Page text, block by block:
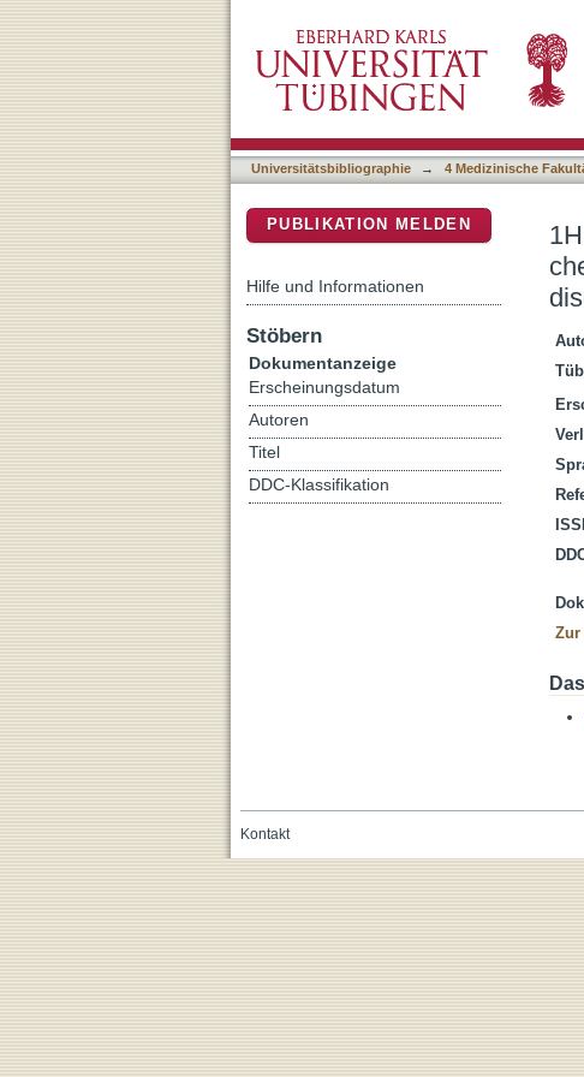
1H NMR-based metabolite
urine samples for improved
Universitätsbibliographie → 4 Medizinische
Zur
PUBLIKATION MELDEN
Hilfe und Informationen
Stöbern
Dokumentanzeige
Erscheinungsdatum
Autoren
Titel
DDC-Klassifikation
Kontakt